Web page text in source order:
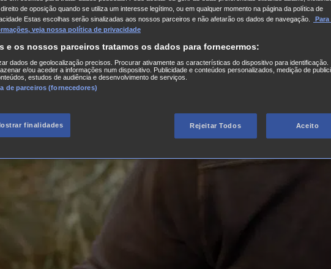
de oposição quando se utiliza um interesse legítimo, ou em qualquer momento na página da política de
Estas escolhas serão sinalizadas aos nossos parceiros e não afetarão os dados de navegação.
Para
veja nossa política de privacidade
e os nossos parceiros tratamos os dados para fornecermos:
dados de geolocalização precisos. Procurar ativamente as características do dispositivo para identificação.
e/ou aceder a informações num dispositivo. Publicidade e conteúdos personalizados, medição de
estudos de audiência e desenvolvimento de serviços.
de parceiros (fornecedores)
finalidades Rejeitar Todos Aceito